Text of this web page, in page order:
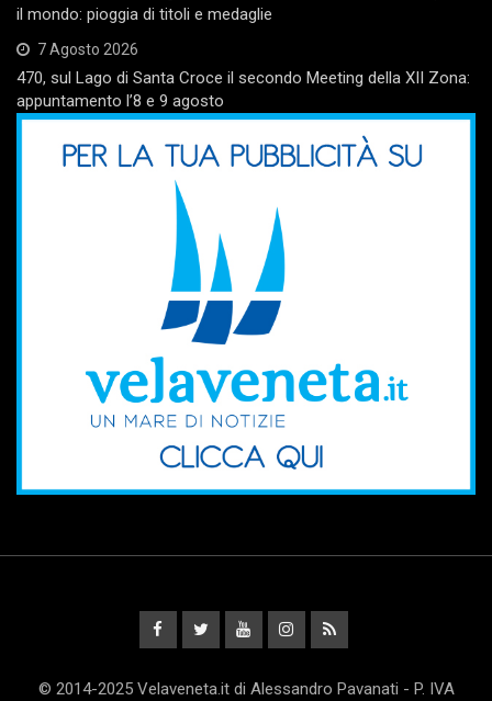
il mondo: pioggia di titoli e medaglie
7 Agosto 2026
470, sul Lago di Santa Croce il secondo Meeting della XII Zona:
appuntamento l’8 e 9 agosto
© 2014-2025 Velaveneta.it di Alessandro Pavanati - P. IVA